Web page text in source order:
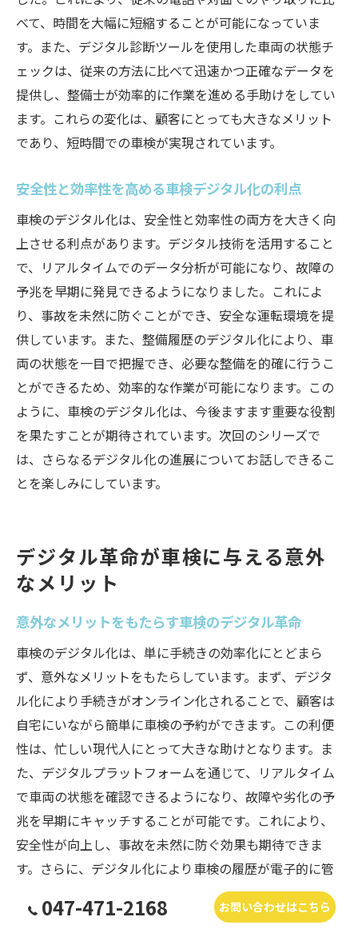
べて、時間を大幅に短縮することが可能になっていま
す。また、デジタル診断ツールを使用した車両の状態チ
ェックは、従来の方法に比べて迅速かつ正確なデータを
提供し、整備士が効率的に作業を進める手助けをしてい
ます。これらの変化は、顧客にとっても大きなメリット
であり、短時間での車検が実現されています。
安全性と効率性を高める車検デジタル化の利点
車検のデジタル化は、安全性と効率性の両方を大きく向
上させる利点があります。デジタル技術を活用すること
で、リアルタイムでのデータ分析が可能になり、故障の
予兆を早期に発見できるようになりました。これによ
り、事故を未然に防ぐことができ、安全な運転環境を提
供しています。また、整備履歴のデジタル化により、車
両の状態を一目で把握でき、必要な整備を的確に行うこ
とができるため、効率的な作業が可能になります。この
ように、車検のデジタル化は、今後ますます重要な役割
を果たすことが期待されています。次回のシリーズで
は、さらなるデジタル化の進展についてお話しできるこ
とを楽しみにしています。
デジタル革命が車検に与える意外
なメリット
意外なメリットをもたらす車検のデジタル革命
車検のデジタル化は、単に手続きの効率化にとどまら
ず、意外なメリットをもたらしています。まず、デジタ
ル化により手続きがオンライン化されることで、顧客は
自宅にいながら簡単に車検の予約ができます。この利便
性は、忙しい現代人にとって大きな助けとなります。ま
た、デジタルプラットフォームを通じて、リアルタイム
で車両の状態を確認できるようになり、故障や劣化の予
兆を早期にキャッチすることが可能です。これにより、
安全性が向上し、事故を未然に防ぐ効果も期待できま
す。さらに、デジタル化により車検の履歴が電子的に管
理されるため、過去の点検記録を簡単に確認でき、購入
者にとっても信頼性が向上します。これらのメリット
047-471-2168 お問い合わせはこちら